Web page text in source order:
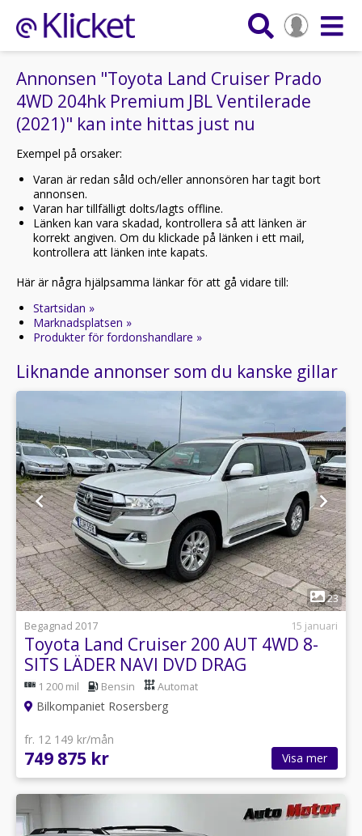
Annonsen "Toyota Land Cruiser Prado
4WD 204hk Premium JBL Ventilerade
(2021)" kan inte hittas just nu
Exempel på orsaker:
Varan är redan såld och/eller annonsören har tagit bort
annonsen.
Varan har tillfälligt dolts/lagts offline.
Länken kan vara skadad, kontrollera så att länken är
korrekt angiven. Om du klickade på länken i ett mail,
kontrollera att länken inte kapats.
Här är några hjälpsamma länkar för att gå vidare till:
Startsidan »
Marknadsplatsen »
Produkter för fordonshandlare »
Liknande annonser som du kanske gillar
1
23
Begagnad 2017
15 januari
Toyota Land Cruiser 200 AUT 4WD 8-
SITS LÄDER NAVI DVD DRAG
1 200 mil Bensin Automat
Bilkompaniet Rosersberg
fr. 12 149 kr/mån
749 875 kr Visa mer